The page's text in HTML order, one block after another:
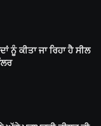
ਨੂੰ ਕੀਤਾ ਜਾ ਰਿਹਾ ਹੈ ਸੀਲ